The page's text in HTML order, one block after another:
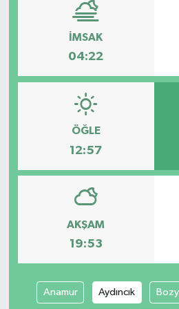
İMSAK
04:22
ÖĞLE
12:57
AKŞAM
19:53
Anamur Aydıncık